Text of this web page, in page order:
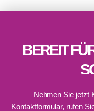
BEREIT
Nehmen Sie jetzt
Kontaktformular, rufen